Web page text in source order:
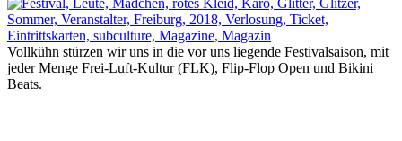
Vollkühn stürzen wir uns in die vor uns liegende Festivalsaison, mit
jeder Menge Frei-Luft-Kultur (FLK), Flip-Flop Open und Bikini
Beats.